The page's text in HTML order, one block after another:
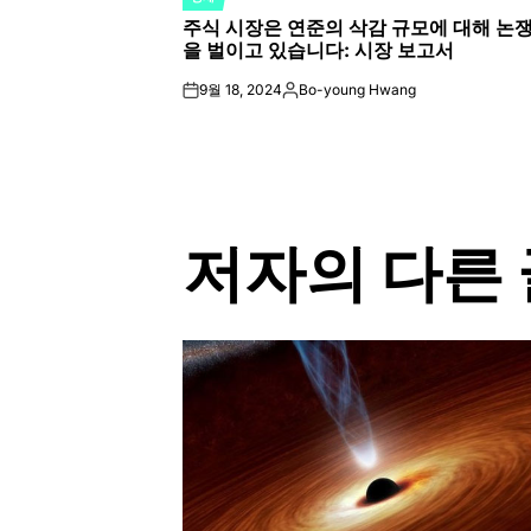
POSTED
IN
주식 시장은 연준의 삭감 규모에 대해 논
을 벌이고 있습니다: 시장 보고서
on9월 18, 2024Posted
Bo-young Hwang
저자의 다른